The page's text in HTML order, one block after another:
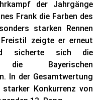
der Jahrgänge
Frank die Farben des
starken Rennen
zeigte er erneut
sicherte sich die
Bayerischen
In der Gesamtwertung
Konkurrenz von